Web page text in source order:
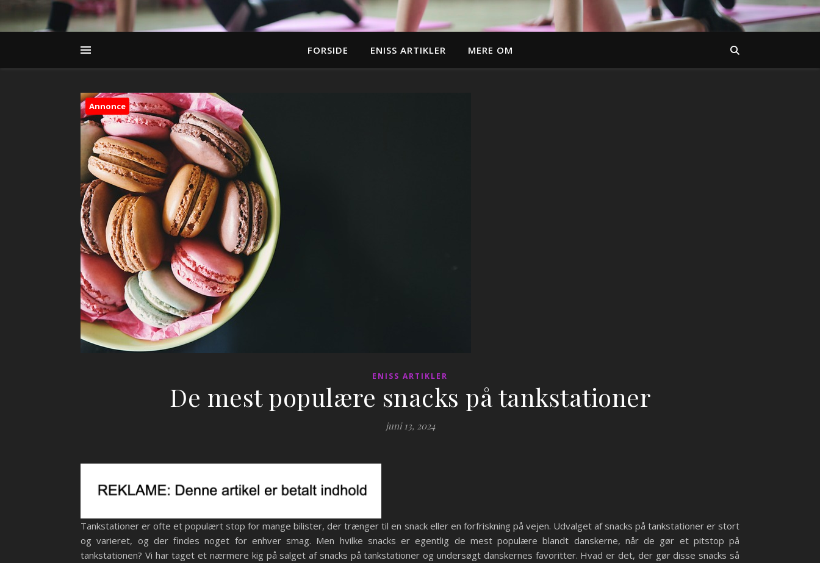
FORSIDE ENISS ARTIKLER MERE OM
Annonce
ENISS ARTIKLER
De mest populære snacks på tankstationer
juni 13, 2024
Tankstationer er ofte et populært stop for mange bilister, der trænger til en snack eller en forfriskning på vejen. Udvalget af snacks på tankstationer er stort
og varieret, og der findes noget for enhver smag. Men hvilke snacks er egentlig de mest populære blandt danskerne, når de gør et pitstop på
tankstationen? Vi har taget et nærmere kig på salget af snacks på tankstationer og undersøgt danskernes favoritter. Hvad er det, der gør disse snacks så